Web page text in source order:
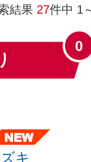
結果 27件中 1
0
キ